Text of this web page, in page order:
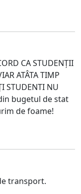
CA STUDENȚII
ATÂTA TIMP
STUDENTI NU
bugetul de stat
de foame!
transport.